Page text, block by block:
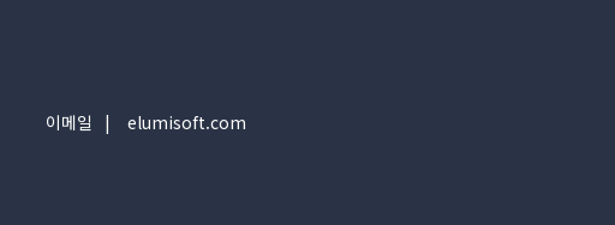
이메일 elumisoft.com